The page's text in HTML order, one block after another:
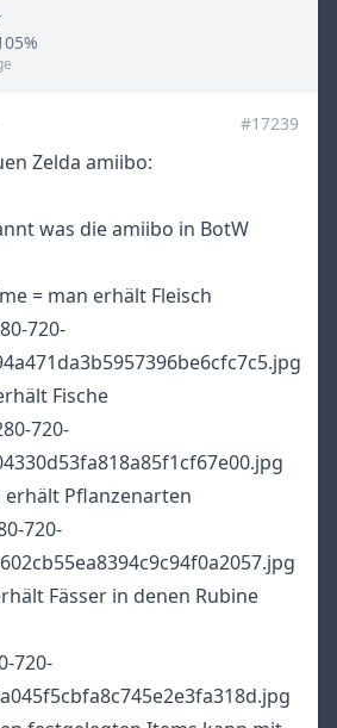
#17239
Zelda amiibo:
was die amiibo in BotW
= man erhält Fleisch
Fische
erhält Pflanzenarten
Fässer in denen Rubine